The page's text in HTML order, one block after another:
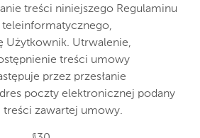
treści niniejszego Regulaminu
Użytkownik. Utrwalenie,
treści umowy
przez przesłanie
poczty elektronicznej podany
zawartej umowy.